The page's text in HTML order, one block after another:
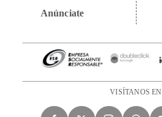
Anúnciate
VISÍTANOS EN